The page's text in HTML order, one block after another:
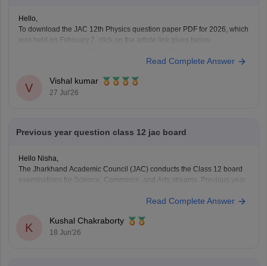
Hello,
To download the JAC 12th Physics question paper PDF for 2026, which
was held on February 7, click on the article link given below.
Read Complete Answer
V
Vishal kumar
27 Jul'26
Previous year question class 12 jac board
Hello Nisha,
The Jharkhand Academic Council (JAC) conducts the Class 12 board
examinations for Science, Commerce, and Arts streams. Previous year
Question Papers:
https://school.careers360.com/boards/jac/jac-12th-
Read Complete Answer
K
Kushal Chakraborty
18 Jun'26